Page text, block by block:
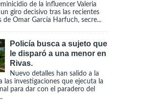
de la influencer Valeria
giro decisivo tras las recientes
de Omar García Harfuch, secre...
Policía busca a sujeto que
le disparó a una menor en
Rivas.
Nuevo detalles han salido a la
las investigaciones que ejecuta la
para dar con el paradero del